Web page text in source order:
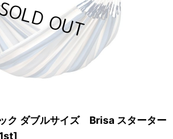
ク ダブルサイズ Brisa スターター
]